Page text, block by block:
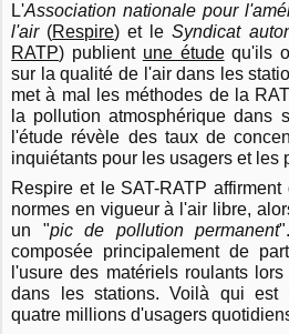
L'Association nationale pour
l'air (Respire) et leSyndicat
RATP) publient une étudequ'ils
sur la qualité de l'air dans les
met à mal les méthodes de la
la pollution atmosphérique dans
l'étude révèle des taux de
inquiétants pour les usagers et les
Respire et le SAT-RATP
normes en vigueur à l'air libre,
un "pic de pollution permanent
composée principalement de
l'usure des matériels roulants
dans les stations. Voilà qui est
quatre millions d'usagers